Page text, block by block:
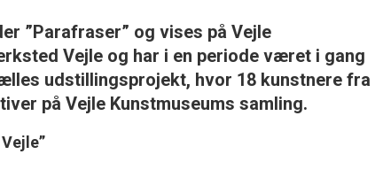
”Parafraser” og vises på Vejle
Vejle og har i en periode været i gang
udstillingsprojekt, hvor 18 kunstnere fra
på Vejle Kunstmuseums samling.